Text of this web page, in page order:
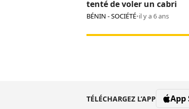
tenté de voler un cabri
BÉNIN - SOCIÉTÉ•il y a 6 ans
TÉLÉCHARGEZ L’APP App